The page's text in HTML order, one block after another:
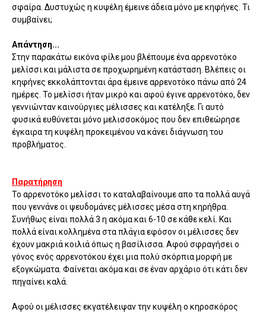
σφαίρα. Δυστυχώς η κυψέλη έμεινε άδεια μόνο με κηφήνες. Τι
συμβαίνει;
Απάντηση...
Στην παρακάτω εικόνα φίλε μου βλέπουμε ένα αρρενοτόκο
μελίσσι και μάλιστα σε προχωρημένη κατάσταση. Βλέπεις οι
κηφήνες εκκολάπτονται άρα έμεινε αρρενοτόκο πάνω από 24
ημέρες. Το μελίσσι ήταν μικρό και αφού έγινε αρρενοτόκο, δεν
γεννιώνταν καινούργιες μέλισσες και κατέληξε. Γι αυτό
φυσικά ευθύνεται μόνο μελισσοκόμος που δεν επιθεώρησε
έγκαιρα τη κυψέλη προκειμένου να κάνει διάγνωση του
προβλήματος.
Παρατήρηση
Το αρρενοτόκο μελίσσι το καταλαβαίνουμε απο τα πολλά αυγά
που γεννάνε οι ψευδομάνες μέλισσες μέσα στη κηρήθρα.
Συνήθως είναι πολλά 3 η ακόμα και 6-10 σε κάθε κελί. Και
πολλά είναι κολλημένα στα πλάγια εφόσον οι μέλισσες δεν
έχουν μακριά κοιλιά όπως η βασίλισσα. Αφού σφραγήσει ο
γόνος ενός αρρενοτόκου έχει μια πολύ σκόρπια μορφή με
εξογκώματα. Φαίνεται ακόμα και σε έναν αρχάριο ότι κάτι δεν
πηγαίνει καλά.
Αφού οι μέλισσες εκγατέλειψαν την κυψέλη ο κηροσκόρος